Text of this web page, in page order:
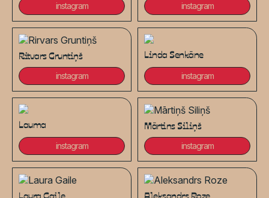
instagram instagram
Ritvars Gruntiņš
instagram
Linda Senkāne
instagram
Lauma
instagram
Mārtins Siliņš
instagram
Laura Gaile Aleksandrs Roze